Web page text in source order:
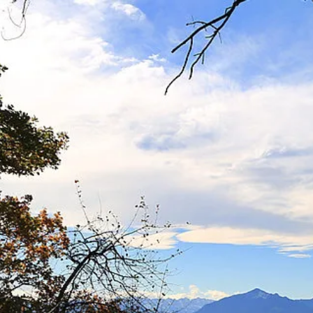
Aktivitäten im Chiemgau
Radfahren &
Mountainbiken
Chiemsee &
Aktivitäten für die Familie
Golfen
&